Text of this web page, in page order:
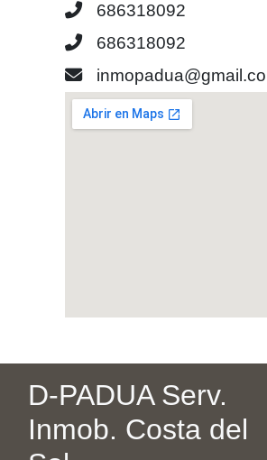
686318092
686318092
D-PADUA Serv.
Inmob. Costa del